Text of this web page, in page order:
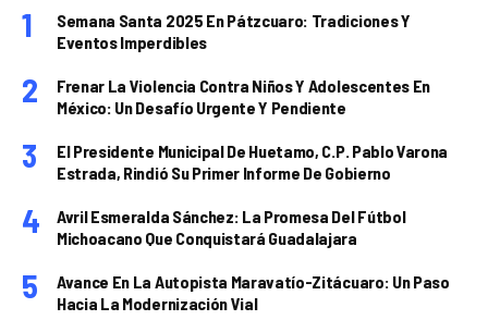
Semana Santa 2025 En Pátzcuaro: Tradiciones Y
Eventos Imperdibles
Frenar La Violencia Contra Niños Y Adolescentes En
México: Un Desafío Urgente Y Pendiente
El Presidente Municipal De Huetamo, C.P. Pablo Varona
Estrada, Rindió Su Primer Informe De Gobierno
Avril Esmeralda Sánchez: La Promesa Del Fútbol
Michoacano Que Conquistará Guadalajara
Avance En La Autopista Maravatío-Zitácuaro: Un Paso
Hacia La Modernización Vial